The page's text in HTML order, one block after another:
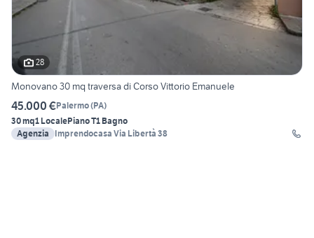
28
Monovano 30 mq traversa di Corso Vittorio Emanuele
45.000 €Palermo(PA)
30 mq1 LocalePiano T1 Bagno
Agenzia
Imprendocasa Via Libertà 38